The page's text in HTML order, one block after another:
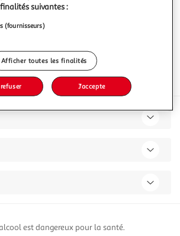
Afficher le prix
Interdit femme enceinte
est dangereux pour la santé.
suivantes :
(fournisseurs)
Afficher toutes les finalités
J'accepte